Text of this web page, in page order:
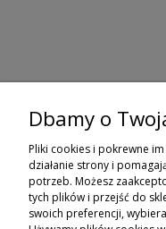
ZAPISZ
Dbamy o
Pliki cookies i pokrewne
działanie strony i
potrzeb. Możesz
tych plików i przejść do
swoich preferencji,